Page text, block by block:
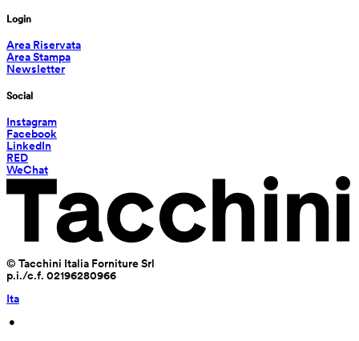
Login
Area Riservata
Area Stampa
Newsletter
Social
Instagram
Facebook
LinkedIn
RED
WeChat
© Tacchini Italia Forniture Srl
p.i./c.f. 02196280966
Ita
•